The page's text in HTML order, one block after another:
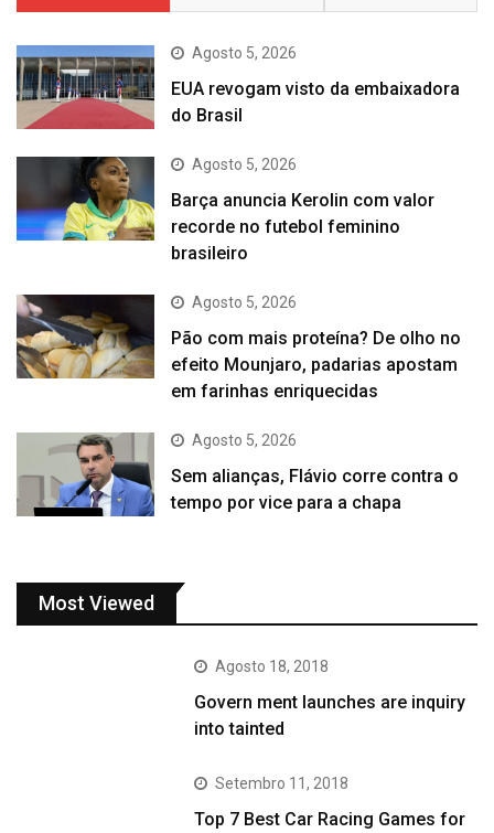
Agosto 5, 2026
EUA revogam visto da embaixadora
do Brasil
Agosto 5, 2026
Barça anuncia Kerolin com valor
recorde no futebol feminino
brasileiro
Agosto 5, 2026
Pão com mais proteína? De olho no
efeito Mounjaro, padarias apostam
em farinhas enriquecidas
Agosto 5, 2026
Sem alianças, Flávio corre contra o
tempo por vice para a chapa
Most Viewed
Agosto 18, 2018
Govern ment launches are inquiry
into tainted
Setembro 11, 2018
Top 7 Best Car Racing Games for